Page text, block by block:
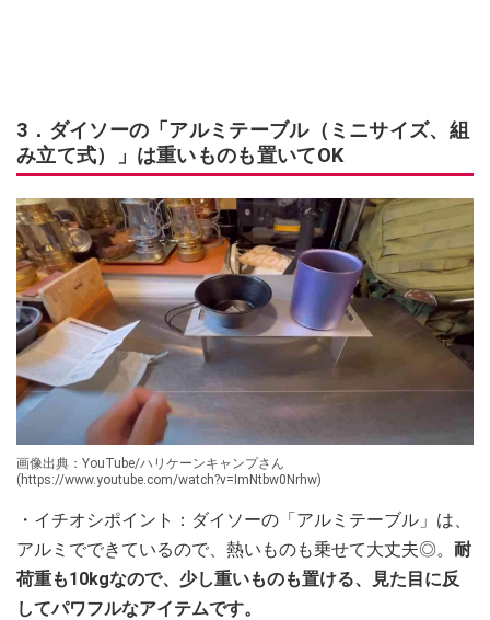
3．ダイソーの「アルミテーブル（ミニサイズ、組
み立て式）」は重いものも置いてOK
画像出典：YouTube/ハリケーンキャンプさん
(https://www.youtube.com/watch?v=ImNtbw0Nrhw)
・イチオシポイント：ダイソーの「アルミテーブル」は、
アルミでできているので、熱いものも乗せて大丈夫◎。 耐
荷重も10kgなので、少し重いものも置ける、見た目に反
してパワフルなアイテムです。